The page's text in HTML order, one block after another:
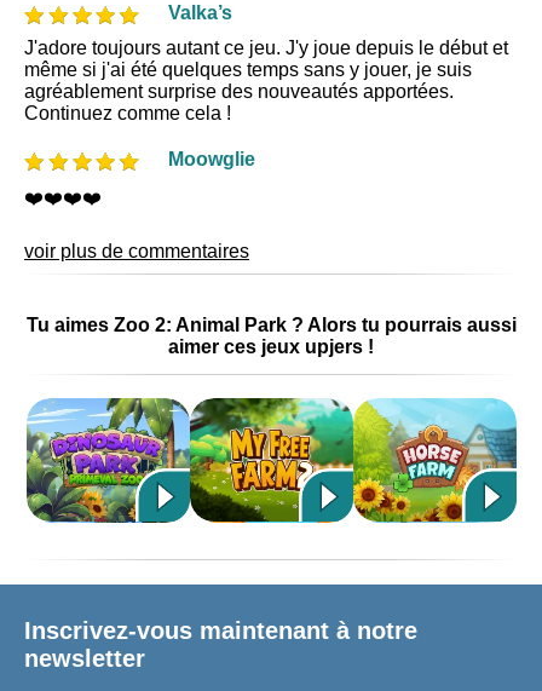
Valka’s
J'adore toujours autant ce jeu. J'y joue depuis le début et
même si j'ai été quelques temps sans y jouer, je suis
agréablement surprise des nouveautés apportées.
Continuez comme cela !
Moowglie
❤️❤️❤️❤️
voir plus de commentaires
Tu aimes Zoo 2: Animal Park ? Alors tu pourrais aussi
aimer ces jeux upjers !
Inscrivez-vous maintenant à notre
newsletter